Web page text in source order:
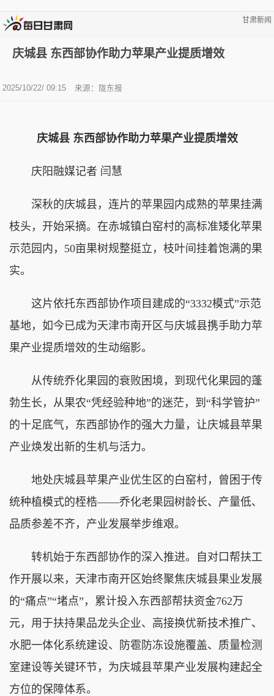
甘肃新闻
庆城县 东西部协作助力苹果产业提质增效
2025/10/22/ 09:15 来源：陇东报
庆城县 东西部协作助力苹果产业提质增效
庆阳融媒记者 闫慧
深秋的庆城县，连片的苹果园内成熟的苹果挂满
枝头，开始采摘。在赤城镇白窑村的高标准矮化苹果
示范园内，50亩果树规整挺立，枝叶间挂着饱满的果
实。
这片依托东西部协作项目建成的“3332模式”示范
基地，如今已成为天津市南开区与庆城县携手助力苹
果产业提质增效的生动缩影。
从传统乔化果园的衰败困境，到现代化果园的蓬
勃生长，从果农“凭经验种地”的迷茫，到“科学管护”
的十足底气，东西部协作的强大力量，让庆城县苹果
产业焕发出新的生机与活力。
地处庆城县苹果产业优生区的白窑村，曾困于传
统种植模式的桎梏——乔化老果园树龄长、产量低、
品质参差不齐，产业发展举步维艰。
转机始于东西部协作的深入推进。自对口帮扶工
作开展以来，天津市南开区始终聚焦庆城县果业发展
的“痛点”“堵点”，累计投入东西部帮扶资金762万
元，用于扶持果品龙头企业、高接换优新技术推广、
水肥一体化系统建设、防雹防冻设施覆盖、质量检测
室建设等关键环节，为庆城县苹果产业发展构建起全
方位的保障体系。